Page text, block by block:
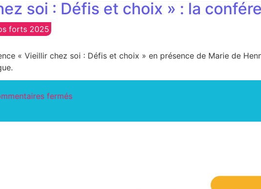
soi : Défis et choix » : la
forts 2025
« Vieillir chez soi : Défis et choix » en présence de Marie de
fermés